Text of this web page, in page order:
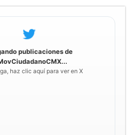
publicaciones de
haz clic aquí para ver en X